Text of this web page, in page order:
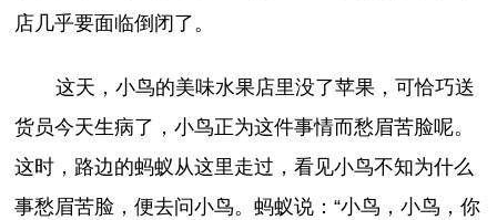
店几乎要面临倒闭了。
这天，小鸟的美味水果店里没了苹果，可恰巧送
货员今天生病了，小鸟正为这件事情而愁眉苦脸呢。
这时，路边的蚂蚁从这里走过，看见小鸟不知为什么
事愁眉苦脸，便去问小鸟。蚂蚁说：“小鸟，小鸟，你